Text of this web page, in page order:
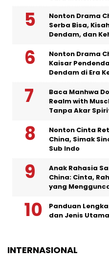
Nonton Drama
Serba Bisa,
Dendam, dan
Nonton Drama
Kaisar
Dendam di Era
Baca Manhwa
Realm with
Tanpa Akar
Nonton Cinta
China, Simak
Sub Indo
Anak Rahasia
China: Cinta,
yang
Panduan
dan Jenis Utama
INTERNASIONAL